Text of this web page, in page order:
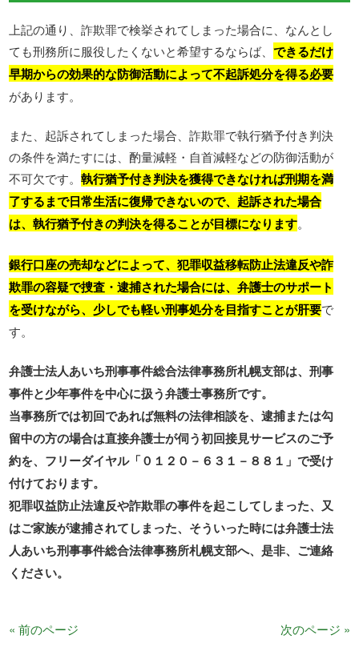
上記の通り、詐欺罪で検挙されてしまった場合に、なんとし
ても刑務所に服役したくないと希望するならば、できるだけ
早期からの効果的な防御活動によって不起訴処分を得る必要
があります。
また、起訴されてしまった場合、詐欺罪で執行猶予付き判決
の条件を満たすには、酌量減軽・自首減軽などの防御活動が
不可欠です。執行猶予付き判決を獲得できなければ刑期を満
了するまで日常生活に復帰できないので、起訴された場合
は、執行猶予付きの判決を得ることが目標になります。
銀行口座の売却などによって、犯罪収益移転防止法違反や詐
欺罪の容疑で捜査・逮捕された場合には、弁護士のサポート
を受けながら、少しでも軽い刑事処分を目指すことが肝要で
す。
弁護士法人あいち刑事事件総合法律事務所札幌支部は、刑事
事件と少年事件を中心に扱う弁護士事務所です。
当事務所では初回であれば無料の法律相談を、逮捕または勾
留中の方の場合は直接弁護士が伺う初回接見サービスのご予
約を、フリーダイヤル「０１２０－６３１－８８１」で受け
付けております。
犯罪収益防止法違反や詐欺罪の事件を起こしてしまった、又
はご家族が逮捕されてしまった、そういった時には弁護士法
人あいち刑事事件総合法律事務所札幌支部へ、是非、ご連絡
ください。
« 前のページ 次のページ »